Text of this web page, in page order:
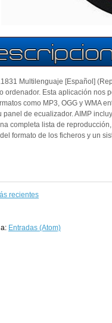
Multilenguaje [Español]
ordenador. Esta aplicación nos
como MP3, OGG y WMA
panel de ecualizador. AIMP
completa lista de
formato de los ficheros y un
recientes
Entradas (Atom)